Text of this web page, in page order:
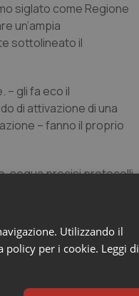
siglato come Regione
un’ampia
sottolineato il
– gli fa eco il
di attivazione di una
– fanno il proprio
segua precisi protocolli
segue poi un
ospedaliera, la vittima
come eventualeUtilizzando il
policy per i cookie. Leggi di